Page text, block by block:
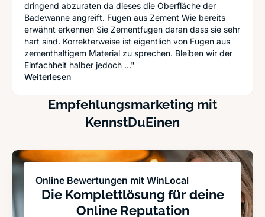
dringend abzuraten da dieses die Oberfläche der
Badewanne angreift. Fugen aus Zement Wie bereits
erwähnt erkennen Sie Zementfugen daran dass sie sehr
hart sind. Korrekterweise ist eigentlich von Fugen aus
zementhaltigem Material zu sprechen. Bleiben wir der
Einfachheit halber jedoch ..."
Weiterlesen: Wie die Profis: Fugen richtig kitten
Empfehlungsmarketing mit
KennstDuEinen
Online Bewertungen mit WinLocal
Die Komplettlösung für deine
Online Reputation